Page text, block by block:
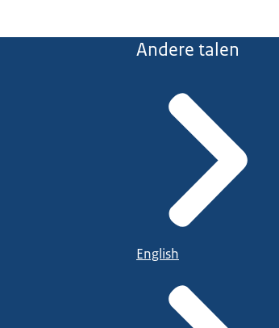
Andere talen
English